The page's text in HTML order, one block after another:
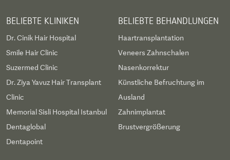
BELIEBTE KLINIKEN
Dr. Cinik Hair Hospital
Smile Hair Clinic
Suzermed Clinic
Dr. Ziya Yavuz Hair Transplant
Clinic
Memorial Sisli Hospital Istanbul
Dentaglobal
Dentapoint
BELIEBTE BEHANDLUNGEN
Haartransplantation
Veneers Zahnschalen
Nasenkorrektur
Künstliche Befruchtung im
Ausland
Zahnimplantat
Brustvergrößerung